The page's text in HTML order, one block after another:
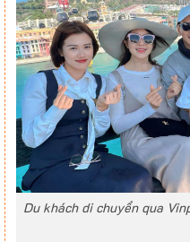
Du khách di chuyển qua